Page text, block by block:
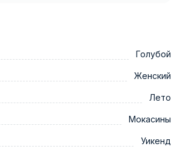
Голубой
Женский
Лето
Мокасины
Уикенд